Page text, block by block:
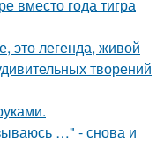
вместо года тигра
это легенда, живой
творений
…" - снова и